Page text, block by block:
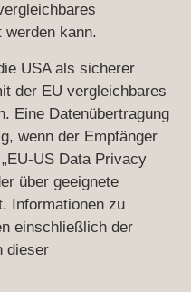
werden kann.
USA als sicherer
der EU vergleichbares
Eine Datenübertragung
wenn der Empfänger
US Data Privacy
über geeignete
Informationen zu
einschließlich der
dieser